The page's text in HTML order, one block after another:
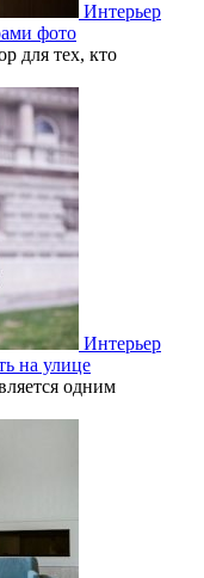
Интерьер
фото
для тех, кто
Интерьер
на улице
одним